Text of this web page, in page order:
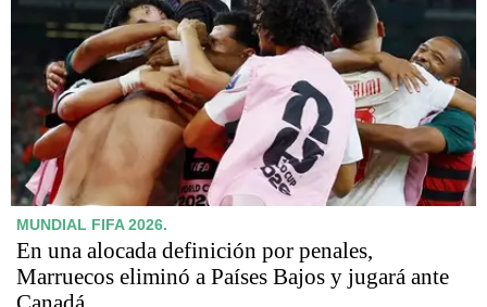
MUNDIAL FIFA 2026.
En una alocada definición por penales,
Marruecos eliminó a Países Bajos y jugará ante